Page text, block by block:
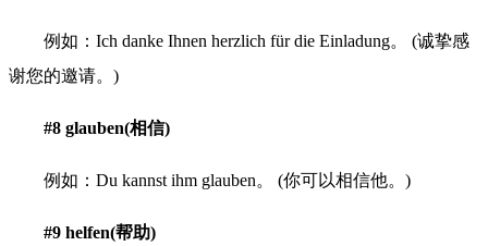
例如：Ich danke Ihnen herzlich für die Einladung。 (诚挚感
谢您的邀请。)
#8 glauben(相信)
例如：Du kannst ihm glauben。 (你可以相信他。)
#9 helfen(帮助)